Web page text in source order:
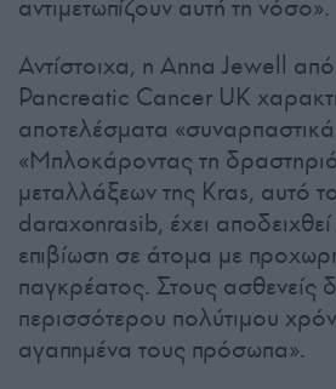
αντιμετωπίζουν αυτή τη νόσο».
Αντίστοιχα, η Anna Jewell
Pancreatic Cancer UK
αποτελέσματα
«Μπλοκάροντας τη
μεταλλάξεων της Kras, αυτό
daraxonrasib, έχει αποδειχθεί
επιβίωση σε άτομα με
παγκρέατος. Στους ασθενείς
περισσότερου πολύτιμου
αγαπημένα τους πρόσωπα».